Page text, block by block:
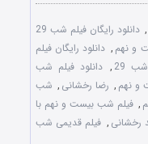
,
دانلود رایگان فیلم شب 29
و نهم , دانلود رایگان فیلم
29
, دانلود فیلم شب
و نهم , رضا رخشانی , شب
, فیلم شب بیست و نهم با
رخشانی , فیلم قدیمی شب